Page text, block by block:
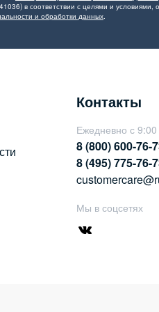
в соответствии с целями и условиями,
и обработки данных.
Контакты
Ежедневно с
8 (800) 600-76-
8 (495) 775-76-
Мы в соцсетях